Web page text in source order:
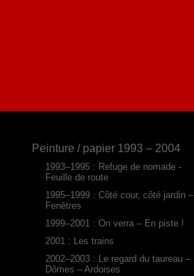
Peinture / papier 1993 – 2004
1993–1995 : Refuge de nomade -
Feuille de route
1995–1999 : Côté cour, côté jardin –
Fenêtres
1999–2001 : On verra – En piste !
2001 : Les trains
2002–2003 : Le regard du taureau –
Dômes – Ardoises